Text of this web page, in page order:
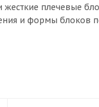
плечевые
и формы блоков